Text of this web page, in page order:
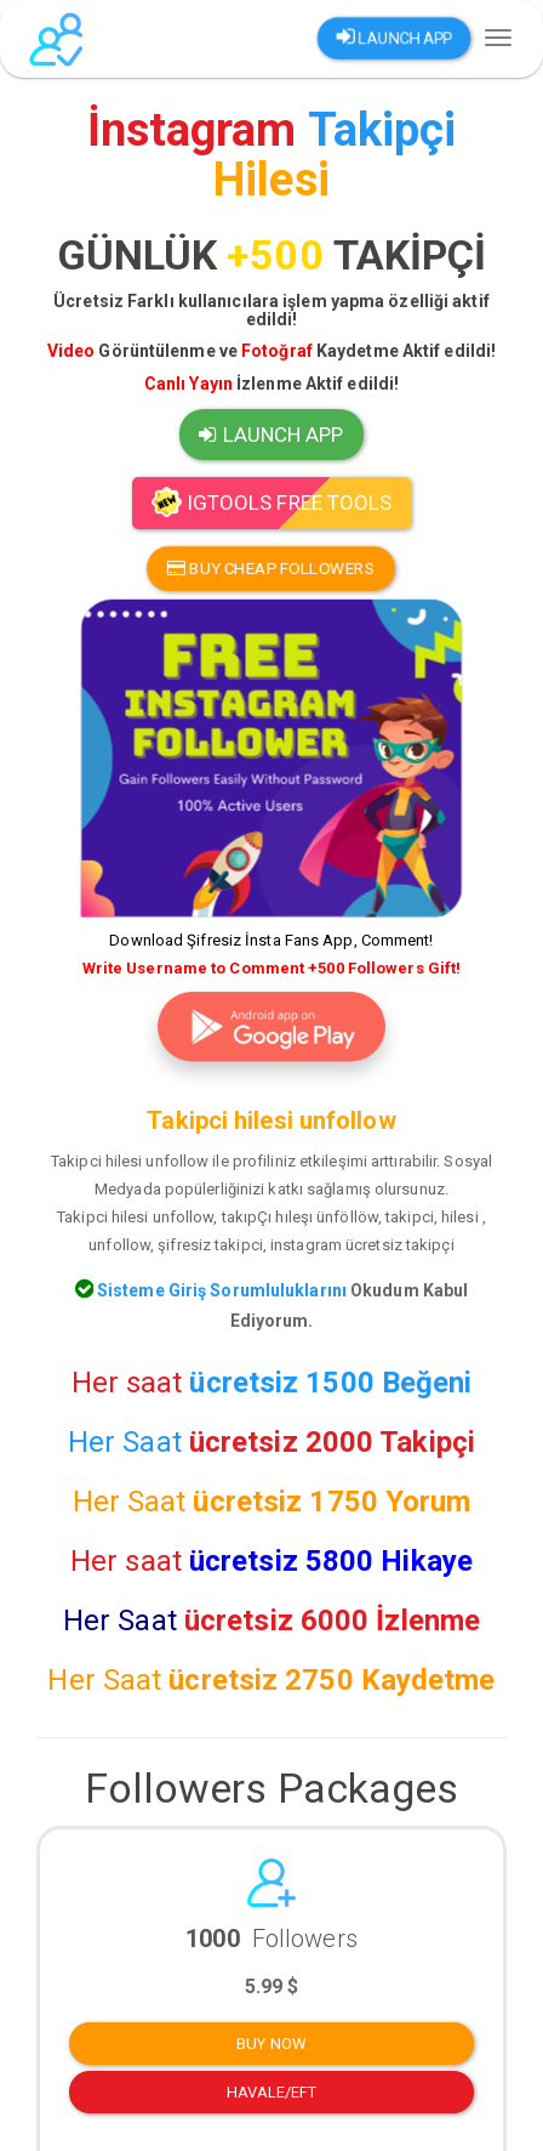
LAUNCH APP
İnstagram Takipçi
Hilesi
GÜNLÜK +500 TAKİPÇİ
Ücretsiz Farklı kullanıcılara işlem yapma özelliği aktif
edildi!
Video Görüntülenme ve Fotoğraf Kaydetme Aktif edildi!
Canlı Yayın İzlenme Aktif edildi!
LAUNCH APP
IGTOOLS FREE TOOLS
BUY CHEAP FOLLOWERS
Download Şifresiz İnsta Fans App, Comment!
Write Username to Comment +500 Followers Gift!
Takipci hilesi unfollow
Takipci hilesi unfollow ile profiliniz etkileşimi arttırabilir. Sosyal
Medyada popülerliğinizi katkı sağlamış olursunuz.
Takipci hilesi unfollow, takıpÇı hıleşı ünföllöw, takipci, hilesi ,
unfollow, şifresiz takipci, instagram ücretsiz takipçi
Sisteme Giriş Sorumluluklarını Okudum Kabul
Ediyorum.
Her saat ücretsiz 1500 Beğeni
Her Saat ücretsiz 2000 Takipçi
Her Saat ücretsiz 1750 Yorum
Her saat ücretsiz 5800 Hikaye
Her Saat ücretsiz 6000 İzlenme
Her Saat ücretsiz 2750 Kaydetme
Followers Packages
1000 Followers
5.99 $
BUY NOW
HAVALE/EFT